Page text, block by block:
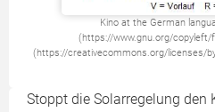
Kino at the German
(https://www.gnu.org/copyleft/
(https://creativecommons.org/licenses/
Stoppt die Solarregelung den